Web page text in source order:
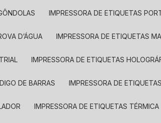
IMPRESSORA DE ETIQUETAS
D’ÁGUA IMPRESSORA DE ETIQUETAS
IMPRESSORA DE ETIQUETAS
DE BARRAS IMPRESSORA DE
IMPRESSORA DE ETIQUETAS TÉRMICA